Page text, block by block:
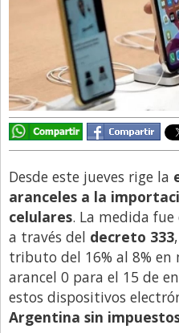
El Precio Que Yo Ví
Entrevista
Entrevista Exclusiva
Finanzas
Gastronomia
Internacionales
La Opinión del Director
Legales
Libro de Quejas
Medios
Millonarios
Minuto Lanzamiento
Desde este jueves rige la
aranceles a la
celulares. La medida
a través del decreto 333
tributo del 16% al 8% en
arancel 0 para el 15 de
estos dispositivos
Argentina sin